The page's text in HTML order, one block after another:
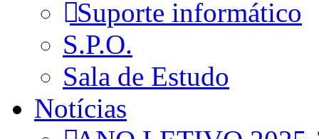
Suporte informático
S.P.O.
Sala de Estudo
Notícias